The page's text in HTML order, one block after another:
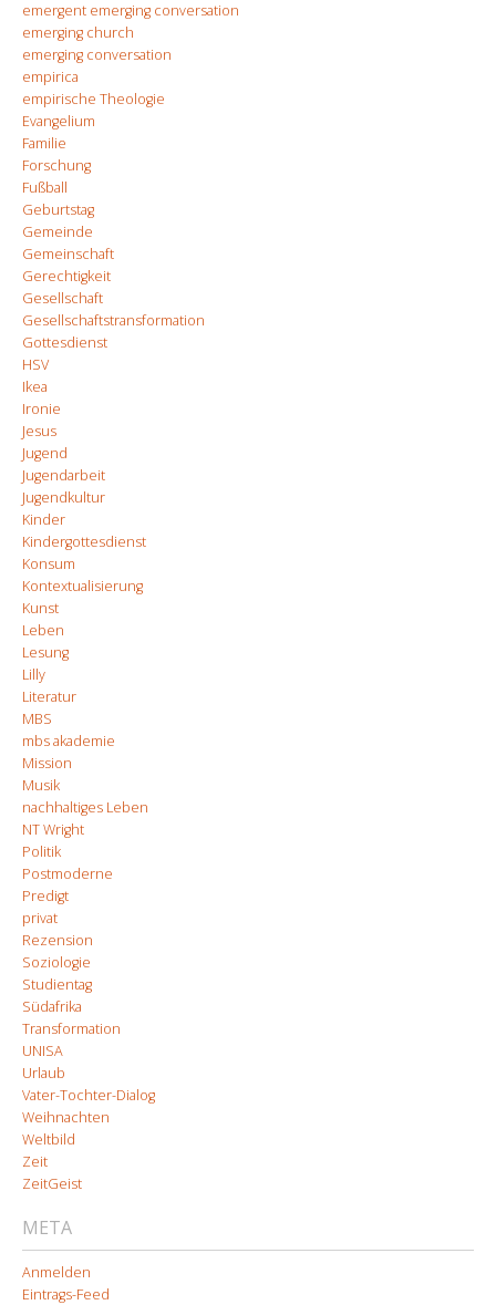
emergent emerging conversation
emerging church
emerging conversation
empirica
empirische Theologie
Evangelium
Familie
Forschung
Fußball
Geburtstag
Gemeinde
Gemeinschaft
Gerechtigkeit
Gesellschaft
Gesellschaftstransformation
Gottesdienst
HSV
Ikea
Ironie
Jesus
Jugend
Jugendarbeit
Jugendkultur
Kinder
Kindergottesdienst
Konsum
Kontextualisierung
Kunst
Leben
Lesung
Lilly
Literatur
MBS
mbs akademie
Mission
Musik
nachhaltiges Leben
NT Wright
Politik
Postmoderne
Predigt
privat
Rezension
Soziologie
Studientag
Südafrika
Transformation
UNISA
Urlaub
Vater-Tochter-Dialog
Weihnachten
Weltbild
Zeit
ZeitGeist
META
Anmelden
Eintrags-Feed